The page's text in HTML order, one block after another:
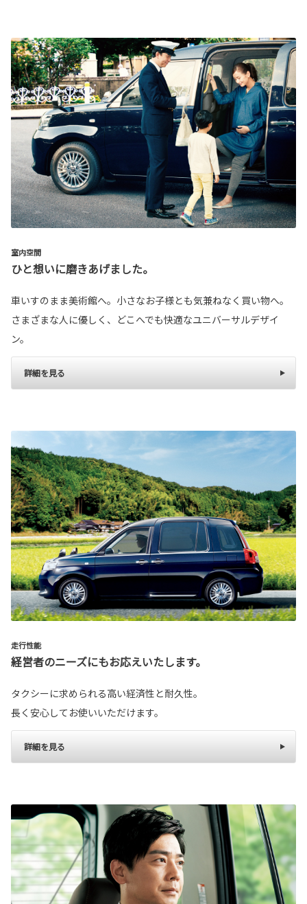
室内空間
ひと想いに磨きあげました。
車いすのまま美術館へ。小さなお子様とも気兼ねなく買い物へ。
さまざまな人に優しく、どこへでも快適なユニバーサルデザイ
ン。
詳細を見る
走行性能
経営者のニーズにもお応えいたします。
タクシーに求められる高い経済性と耐久性。
長く安心してお使いいただけます。
詳細を見る